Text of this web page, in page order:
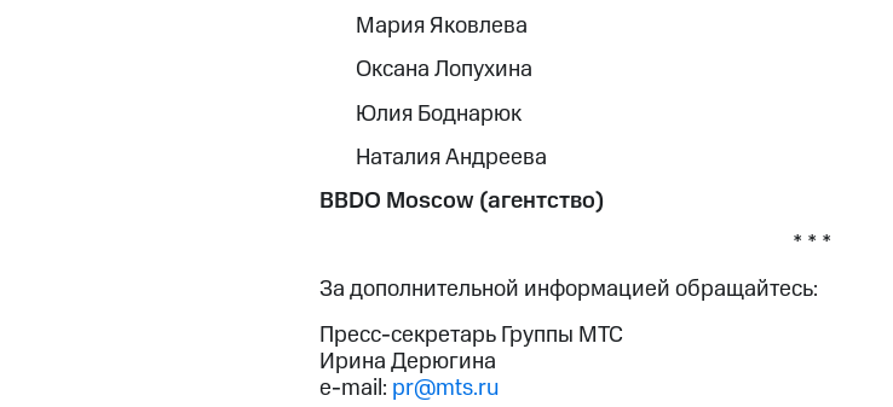
Мария Яковлева
Оксана Лопухина
Юлия Боднарюк
Наталия Андреева
BBDO Moscow (агентство)
* * *
За дополнительной информацией обращайтесь:
Пресс-секретарь Группы МТС
Ирина Дерюгина
e-mail: pr@mts.ru